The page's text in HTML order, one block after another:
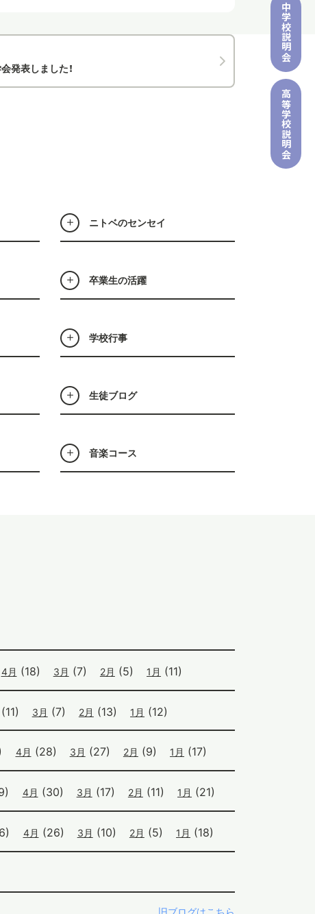
中学校
説明会
高等学校
説明会
発表しました！
ニトベのセンセイ
卒業生の活躍
学校行事
生徒ブログ
音楽コース
4月 (18) 3月 (7) 2月 (5) 1月 (11)
(11) 3月 (7) 2月 (13) 1月 (12)
4月 (28) 3月 (27) 2月 (9) 1月 (17)
4月 (30) 3月 (17) 2月 (11) 1月 (21)
4月 (26) 3月 (10) 2月 (5) 1月 (18)
旧ブログはこちら